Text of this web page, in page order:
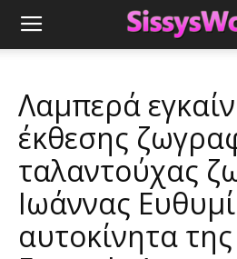
Λαμπερά
έκθεσης
ταλαντούχας
Ιωάννας
αυτοκίνητα